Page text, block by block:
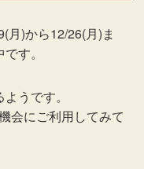
月)から12/26(月)ま
す。
うです。
会にご利用してみて